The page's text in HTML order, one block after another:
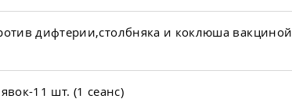
дифтерии,столбняка и коклюша вакциной
11 шт. (1 сеанс)